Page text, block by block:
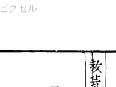
ピクセル